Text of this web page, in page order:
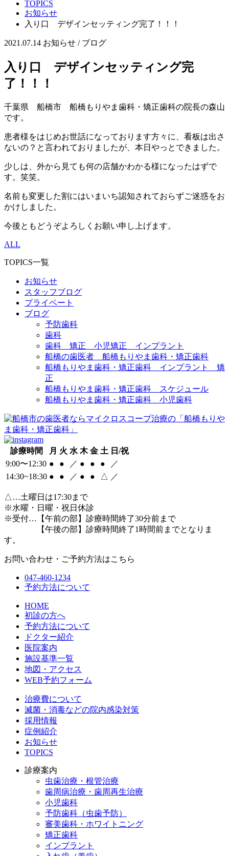
TOPICS
お知らせ
入り口 デザインセッティング完了！！！
2021.07.14 お知らせ / ブログ
入り口 デザインセッティング完
了！！！
千葉県 船橋市 船橋もりやま歯科・矯正歯科の院長の森山
です。
患者様をはじめお世話になっております方々に、看板は出さ
ないの？と言われておりましたが、本日やっとできました。
少しは、外から見ても何の店舗かわかる様になったはずで
す。笑笑。
名前も変更した割にはいまいち認知されておらずご迷惑をお
かけしました。
今後ともどうぞよろしくお願い申し上げます。
ALL
TOPICS一覧
お知らせ
スタッフブログ
プライベート
ブログ
予防歯科
歯科
歯科 矯正 小児矯正 インプラント
船橋の歯医者 船橋もりやま歯科・矯正歯科
船橋もりやま歯科・矯正歯科 インプラント 矯
正
船橋もりやま歯科・矯正歯科 スケジュール
船橋もりやま歯科・矯正歯科 小児歯科
診療時間 月 火 水 木 金 土 日/祝
9:00〜12:30 ● ● ／ ● ● ●
／
14:30~18:30 ● ● ／ ● ● △ ／
△…土曜日は17:30まで
※水曜・日曜・祝日休診
※受付…【午前の部】診療時間終了30分前まで
【午後の部】診療時間終了1時間前までとなりま
す。
お問い合わせ・ご予約方法はこちら
047-460-1234
予約方法について
HOME
初診の方へ
予約方法について
ドクター紹介
医院案内
施設基準一覧
地図・アクセス
WEB予約フォーム
治療費について
滅菌・消毒などの院内感染対策
採用情報
症例紹介
お知らせ
TOPICS
診療案内
虫歯治療・根管治療
歯周病治療・歯周再生治療
小児歯科
予防歯科（虫歯予防）
審美歯科・ホワイトニング
矯正歯科
インプラント